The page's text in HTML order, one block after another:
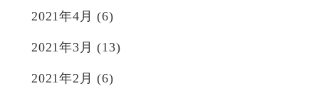
2021年4月 (6)
2021年3月 (13)
2021年2月 (6)